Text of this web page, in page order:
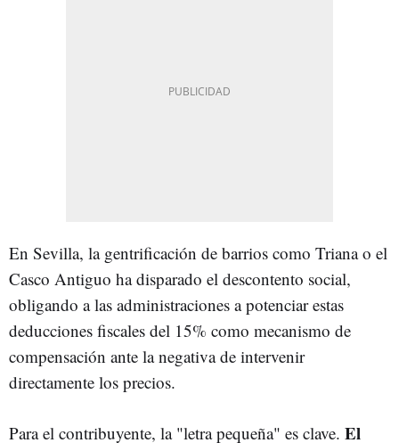
En Sevilla, la gentrificación de barrios como Triana o el
Casco Antiguo ha disparado el descontento social,
obligando a las administraciones a potenciar estas
deducciones fiscales del 15% como mecanismo de
compensación ante la negativa de intervenir
directamente los precios.
Para el contribuyente, la "letra pequeña" es clave. El